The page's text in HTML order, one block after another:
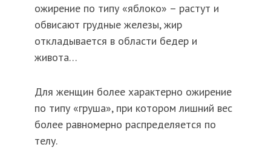
ожирение по типу «яблоко» – растут и
обвисают грудные железы, жир
откладывается в области бедер и
живота…
Для женщин более характерно ожирение
по типу «груша», при котором лишний вес
более равномерно распределяется по
телу.